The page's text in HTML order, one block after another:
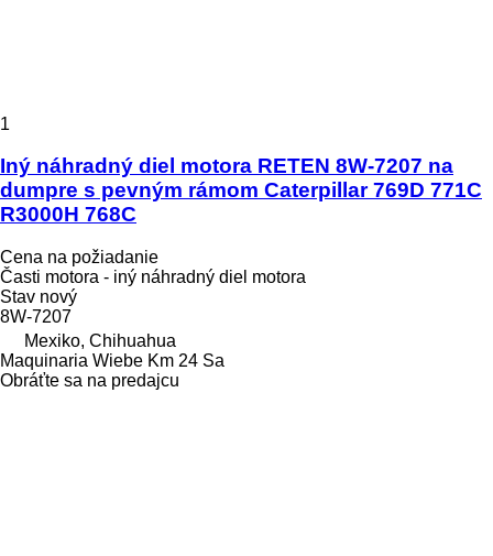
1
Iný náhradný diel motora RETEN 8W-7207 na
dumpre s pevným rámom Caterpillar 769D 771C
R3000H 768C
Cena na požiadanie
Časti motora - iný náhradný diel motora
Stav nový
8W-7207
Mexiko, Chihuahua
Maquinaria Wiebe Km 24 Sa
Obráťte sa na predajcu